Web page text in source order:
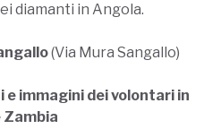
diamanti in Angola.
(Via Mura Sangallo)
e immagini dei volontari in
Zambia